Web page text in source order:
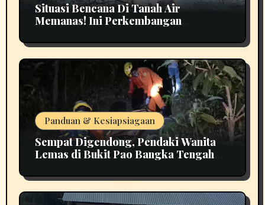
Situasi Bencana Di Tanah Air
Memanas! Ini Perkembangan
Panduan & Kesiapsiagaan
Sempat Digendong, Pendaki Wanita
Lemas di Bukit Pao Bangka Tengah